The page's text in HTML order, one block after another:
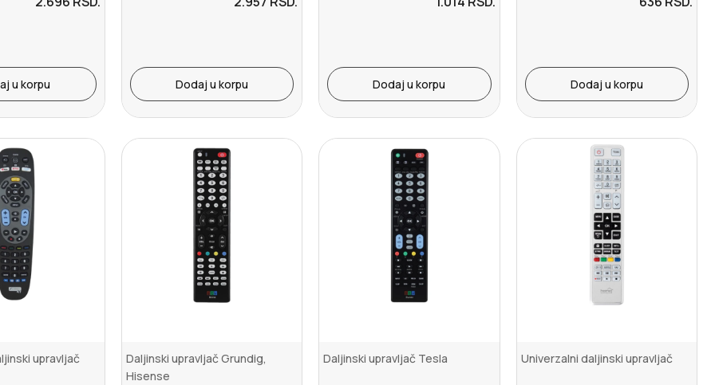
u korpu Dodaj u korpu Dodaj u korpu Dodaj u korpu
upravljač
Daljinski upravljač Grundig,
Hisense
Daljinski upravljač Tesla Univerzalni daljinski upravljač